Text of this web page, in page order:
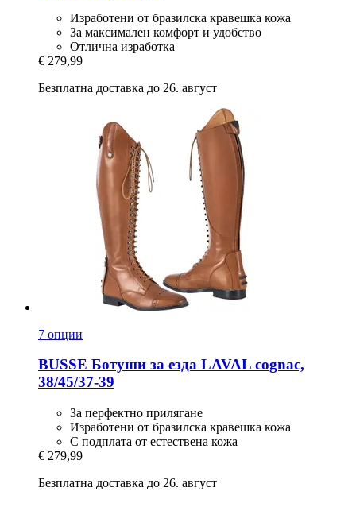
Изработени от бразилска кравешка кожа
За максимален комфорт и удобство
Отлична изработка
€ 279,99
Безплатна доставка до 26. август
7 опции
BUSSE Ботуши за езда LAVAL cognac,
38/45/37-​39
За перфектно прилягане
Изработени от бразилска кравешка кожа
С подплата от естествена кожа
€ 279,99
Безплатна доставка до 26. август